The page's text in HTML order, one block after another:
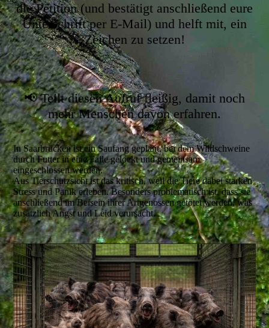
die Petition (und bestätigt anschließend eure
Unterschrift per E-Mail) und helft mit, ein
Zeichen zu setzen!
📢 Teilt diesen Aufruf fleißig, damit noch
mehr Menschen davon erfahren.
In Saarbrücken ist ein Saufang geplant, bei dem Wildschweine
durch Futter in eine Falle gelockt und gemeinsam
eingeschlossen werden.
Aus Tierschutzsicht ist das kritisch, weil die Tiere dabei starken
Stress und Panik erleben. Besonders problematisch ist, dass sie
anschließend im Beisein ihrer Artgenossen getötet werden, was
zusätzlich Angst und Leid verursacht.